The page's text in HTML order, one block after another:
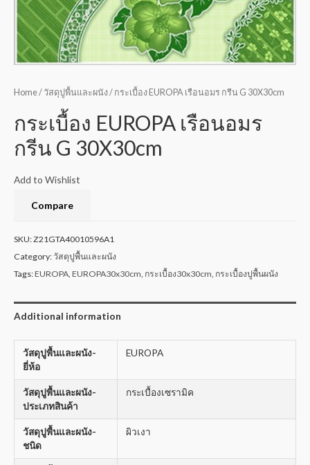
Home/ วัสดุปูพื้นและผนัง/ กระเบื้อง EUROPA เรือนอมร กรีน G 30X30cm
กระเบื้อง EUROPA เรือนอมร
กรีน G 30X30cm
Add to Wishlist
Compare
SKU:Z21GTA40010596A1
Category:วัสดุปูพื้นและผนัง
Tags:EUROPA EUROPA30x30cm กระเบื้อง30x30cm กระเบื้องปูพื้นผนัง
Additional information
วัสดุปูพื้นและผนัง-
ยี่ห้อ
EUROPA
วัสดุปูพื้นและผนัง-
ประเภทสินค้า
กระเบื้องเซรามิค
วัสดุปูพื้นและผนัง-
ชนิด
ผิวเงา